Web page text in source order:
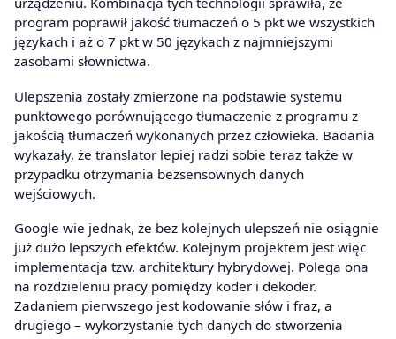
program poprawił jakość tłumaczeń o 5 pkt we wszystkich
językach i aż o 7 pkt w 50 językach z najmniejszymi
zasobami słownictwa.
Ulepszenia zostały zmierzone na podstawie systemu
punktowego porównującego tłumaczenie z programu z
jakością tłumaczeń wykonanych przez człowieka. Badania
wykazały, że translator lepiej radzi sobie teraz także w
przypadku otrzymania bezsensownych danych
wejściowych.
Google wie jednak, że bez kolejnych ulepszeń nie osiągnie
już dużo lepszych efektów. Kolejnym projektem jest więc
implementacja tzw. architektury hybrydowej. Polega ona
na rozdzieleniu pracy pomiędzy koder i dekoder.
Zadaniem pierwszego jest kodowanie słów i fraz, a
drugiego – wykorzystanie tych danych do stworzenia